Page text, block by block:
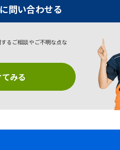
問い合わせる
るご相談やご不明な点な
みる